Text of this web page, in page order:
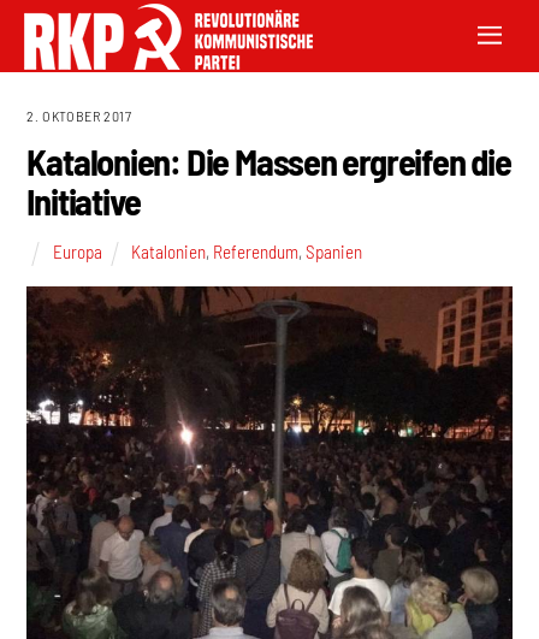
2. OKTOBER 2017
Katalonien: Die Massen ergreifen die
Initiative
Europa Katalonien, Referendum,Spanien